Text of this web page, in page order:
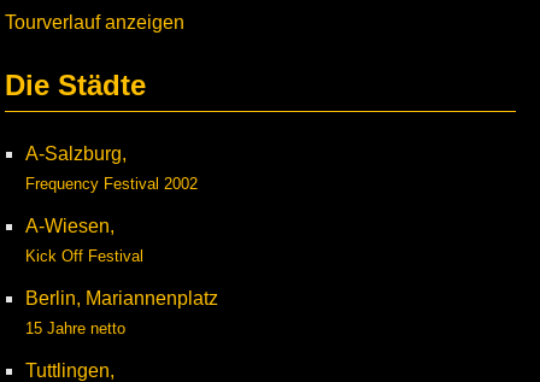
Tourverlauf anzeigen
Die Städte
A-Salzburg,
Frequency Festival 2002
A-Wiesen,
Kick Off Festival
Berlin, Mariannenplatz
15 Jahre netto
Tuttlingen,